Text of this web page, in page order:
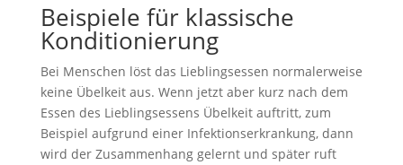
Beispiele für klassische
Konditionierung
Bei Menschen löst das Lieblingsessen normalerweise
keine Übelkeit aus. Wenn jetzt aber kurz nach dem
Essen des Lieblingsessens Übelkeit auftritt, zum
Beispiel aufgrund einer Infektionserkrankung, dann
wird der Zusammenhang gelernt und später ruft